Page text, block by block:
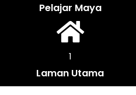
Pelajar Maya
1
Laman Utama